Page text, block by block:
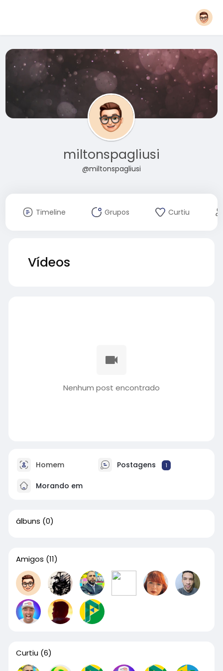
miltonspagliusi
@miltonspagliusi
Timeline Grupos Curtiu
Vídeos
Nenhum post encontrado
Homem Postagens 1
Morando em
álbuns (0)
Amigos (11)
Curtiu (6)